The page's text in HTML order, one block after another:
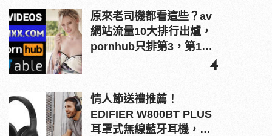
原來老司機都看這些？av
網站流量10大排行出爐，
pornhub只排第3，第1名
4
情人節送禮推薦！
EDIFIER W800BT PLUS
耳罩式無線藍牙耳機，在